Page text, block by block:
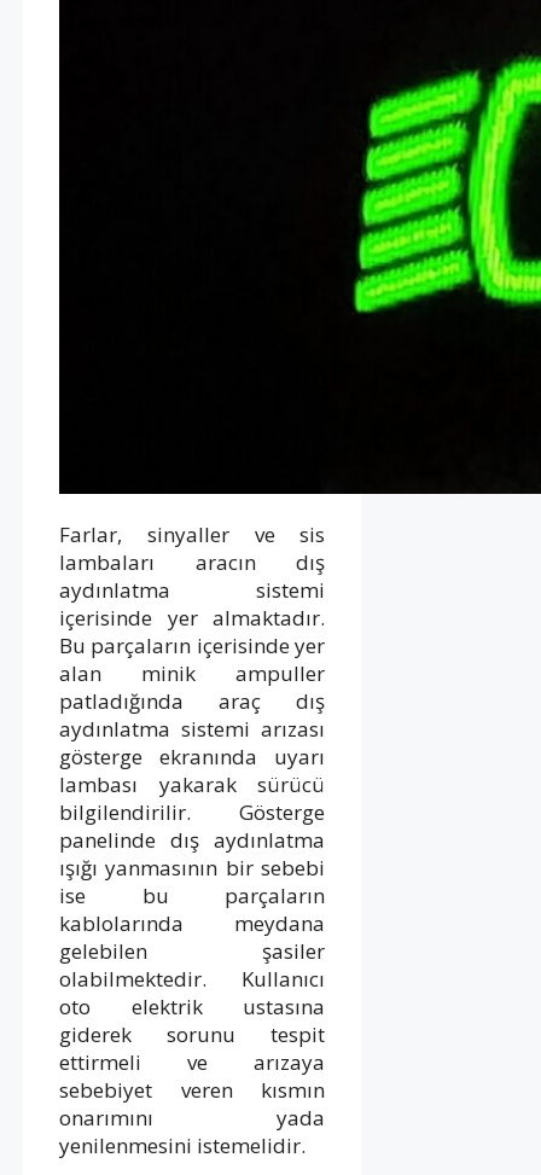
Farlar, sinyaller ve sis
lambaları aracın dış
aydınlatma sistemi
içerisinde yer almaktadır.
Bu parçaların içerisinde yer
alan minik ampuller
patladığında araç dış
aydınlatma sistemi arızası
gösterge ekranında uyarı
lambası yakarak sürücü
bilgilendirilir. Gösterge
panelinde dış aydınlatma
ışığı yanmasının bir sebebi
ise bu parçaların
kablolarında meydana
gelebilen şasiler
olabilmektedir. Kullanıcı
oto elektrik ustasına
giderek sorunu tespit
ettirmeli ve arızaya
sebebiyet veren kısmın
onarımını yada
yenilenmesini istemelidir.